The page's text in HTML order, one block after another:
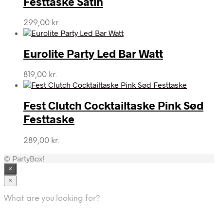
299,00 kr.
Eurolite Party Led Bar Watt
819,00 kr.
Fest Clutch Cocktailtaske Pink Sød
Festtaske
289,00 kr.
© PartyBox!
×
×
What are you looking for?